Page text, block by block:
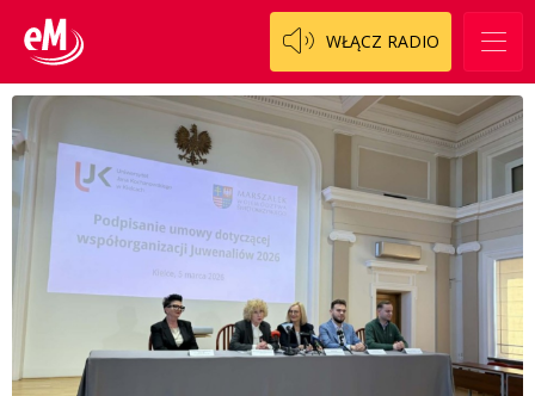
WŁĄCZ RADIO